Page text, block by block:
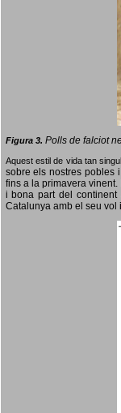
Figura 3. Polls de falciot
Aquest estil de vida tan
sobre els nostres pobles
fins a la primavera vinent.
i bona part del
Catalunya amb el seu vol